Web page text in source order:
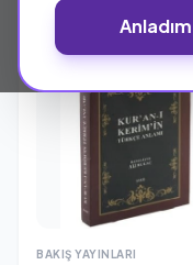
BAKIŞ YAYINLARI